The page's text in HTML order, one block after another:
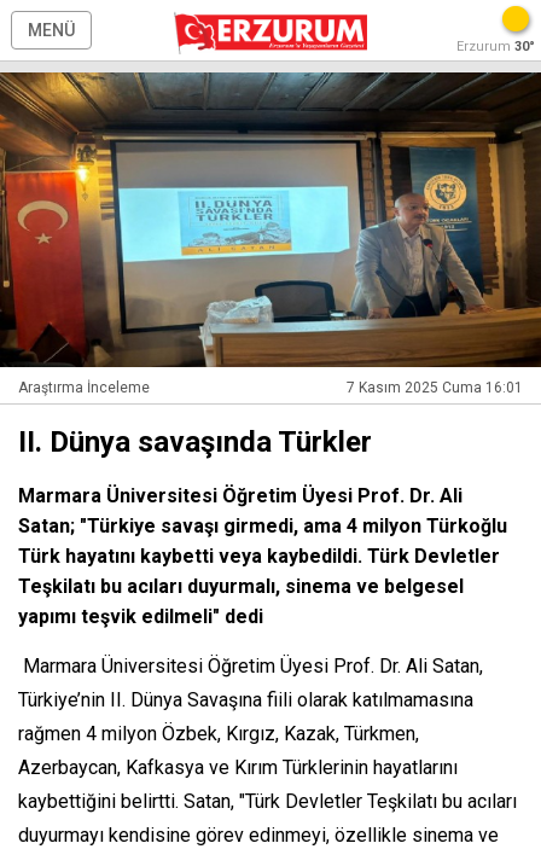
MENÜ
Erzurum 30°
Araştırma İnceleme 7 Kasım 2025 Cuma 16:01
II. Dünya savaşında Türkler
Marmara Üniversitesi Öğretim Üyesi Prof. Dr. Ali
Satan; "Türkiye savaşı girmedi, ama 4 milyon Türkoğlu
Türk hayatını kaybetti veya kaybedildi. Türk Devletler
Teşkilatı bu acıları duyurmalı, sinema ve belgesel
yapımı teşvik edilmeli" dedi
Marmara Üniversitesi Öğretim Üyesi Prof. Dr. Ali Satan,
Türkiye’nin II. Dünya Savaşına fiili olarak katılmamasına
rağmen 4 milyon Özbek, Kırgız, Kazak, Türkmen,
Azerbaycan, Kafkasya ve Kırım Türklerinin hayatlarını
kaybettiğini belirtti. Satan, "Türk Devletler Teşkilatı bu acıları
duyurmayı kendisine görev edinmeyi, özellikle sinema ve